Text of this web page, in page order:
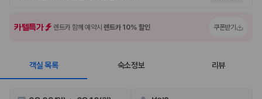
제주렌트카 가격비교는 카모아에서 한 번에
제주도 렌트카는 업체마다 차량 가격, 보험 조건, 면책금, 보상 한도, 인수
카텔특가 렌트카 함께 예약시렌트카 10% 할인 쿠폰받기
객실 목록 숙소정보 리뷰